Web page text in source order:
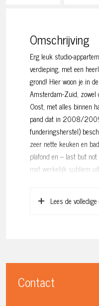
Omschrijving
Erg leuk studio-
verdieping, met een
grond! Hier woon je in
Amsterdam-Zuid,
Oost, met alles binnen
pand dat in 2008/
funderingsherstel)
zeer nette keuken en
plafond en – last but
met werkelijk subliem
Indeling: Via het
de cv-ketel zijn netjes
Verder is er een 4-pits
kastruimte. Naast de
Lees de
Contact